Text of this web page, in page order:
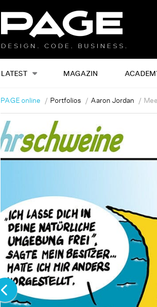
LATEST MAGAZIN
PAGE online Portfolios Aaron Jordan